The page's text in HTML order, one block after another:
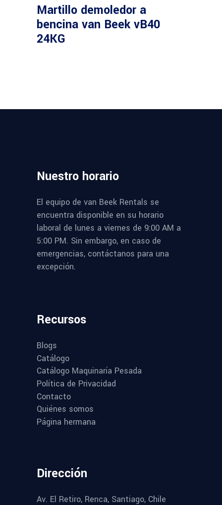
Martillo demoledor a
bencina van Beek vB40
24KG
Nuestro horario
El equipo de van Beek Rentals se
encuentra disponible en su horario
laboral de lunes a viernes de 9:00 AM a
5:00 PM. Sin embargo, en caso de
emergencias, contáctanos para una
excepción.
Recursos
Blogs
Catálogo
Catálogo Maquinaría Pesada
Política de Privacidad
Contacto
Quiénes somos
Página hermana
Dirección
Av. El Retiro, Renca, Santiago, Chile